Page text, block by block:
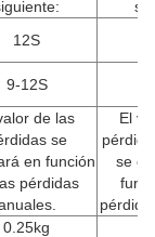
12S
9-12S
de las
se
en función
pérdidas
El
se
0.25kg